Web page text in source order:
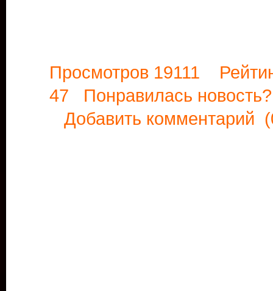
Просмотров 19111
47 Понравилась
Добавить комментарий